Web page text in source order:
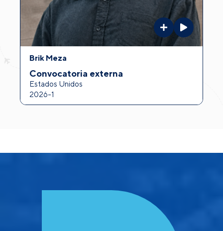
Brik Meza
Convocatoria externa
Estados Unidos
2026-1